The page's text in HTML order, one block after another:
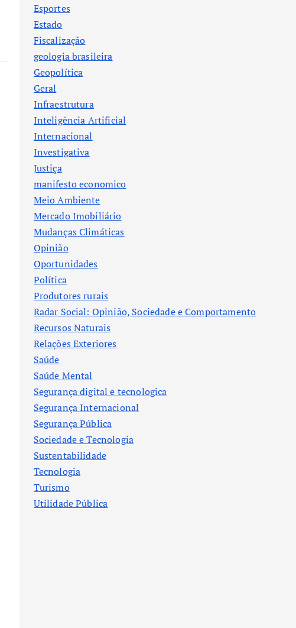
Esportes
Estado
Fiscalização
geologia brasileira
Geopolítica
Geral
Infraestrutura
Inteligência Artificial
Internacional
Investigativa
Justiça
manifesto economico
Meio Ambiente
Mercado Imobiliário
Mudanças Climáticas
Opinião
Oportunidades
Política
Produtores rurais
Radar Social: Opinião, Sociedade e Comportamento
Recursos Naturais
Relações Exteriores
Saúde
Saúde Mental
Segurança digital e tecnologica
Segurança Internacional
Segurança Pública
Sociedade e Tecnologia
Sustentabilidade
Tecnologia
Turismo
Utilidade Pública